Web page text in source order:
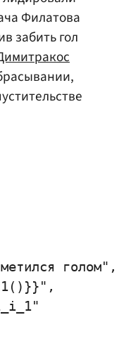
Филатова
забить гол
голом",